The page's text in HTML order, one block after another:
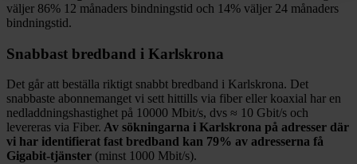
väljer 86% 12 månaders bindningstid och 14% väljer 24 månaders
bindningstid.
Snabbast bredband i Karlskrona
Det går att beställa riktigt snabbt bredband i Karlskrona. Det
snabbaste abonnemanget vi sett hittills via fiber eller koaxial har en
nedladdningshastighet på 10000 Mbit/s, dvs ≈ 10 Gbit/s och
levereras via Fiber. Av sökningarna i Karlskrona på adresser där
vi har identifierat fast bredband kan 79% av adresserna få
Gigabit-tjänster (minst 1000 Mbit/s).